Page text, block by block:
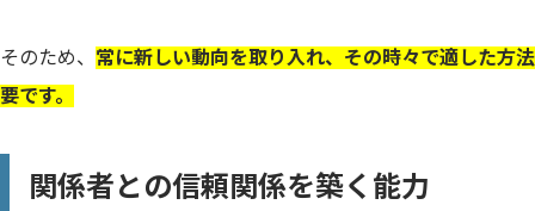
そのため、 常に新しい動向を取り入れ、その時々で適した方
要です。
関係者との信頼関係を築く能力